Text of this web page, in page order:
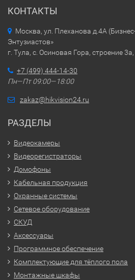
КОНТАКТЫ
Москва, ул. Плеханова д.4А
Энтузиастов»
г. Тула, с. Осиновая Гора, строение
+7 (499) 444-14-30
Пн—Пт 09:00—18:00
zakaz@hikvision24.ru
РАЗДЕЛЫ
Видеокамеры
Видеорегистраторы
Домофоны
Кабельная продукция
Охранные системы
Сетевое оборудование
СКУД
Аксессуары
Программное обеспечение
Комплектующие для тёплого пола
Монтажные шкафы